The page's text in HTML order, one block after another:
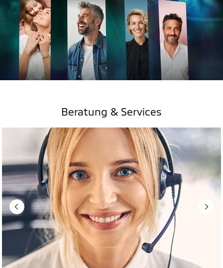
Beratung & Services